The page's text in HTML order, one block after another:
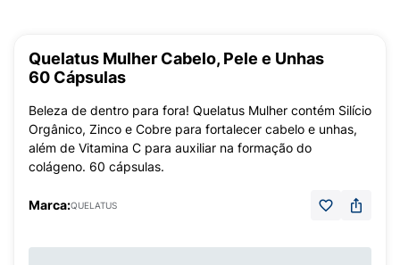
Quelatus Mulher Cabelo, Pele e Unhas
60 Cápsulas
Beleza de dentro para fora! Quelatus Mulher contém Silício
Orgânico, Zinco e Cobre para fortalecer cabelo e unhas,
além de Vitamina C para auxiliar na formação do
colágeno. 60 cápsulas.
Marca:QUELATUS